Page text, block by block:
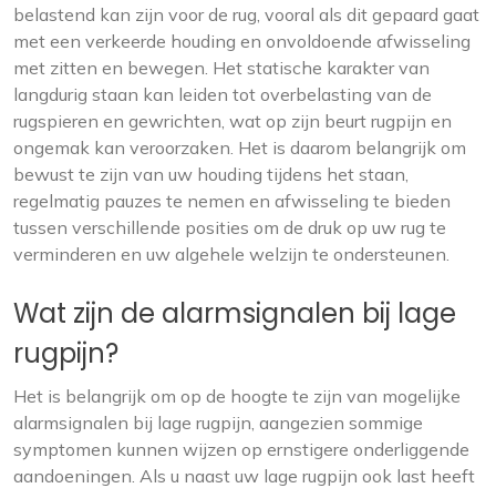
belastend kan zijn voor de rug, vooral als dit gepaard gaat
met een verkeerde houding en onvoldoende afwisseling
met zitten en bewegen. Het statische karakter van
langdurig staan kan leiden tot overbelasting van de
rugspieren en gewrichten, wat op zijn beurt rugpijn en
ongemak kan veroorzaken. Het is daarom belangrijk om
bewust te zijn van uw houding tijdens het staan,
regelmatig pauzes te nemen en afwisseling te bieden
tussen verschillende posities om de druk op uw rug te
verminderen en uw algehele welzijn te ondersteunen.
Wat zijn de alarmsignalen bij lage
rugpijn?
Het is belangrijk om op de hoogte te zijn van mogelijke
alarmsignalen bij lage rugpijn, aangezien sommige
symptomen kunnen wijzen op ernstigere onderliggende
aandoeningen. Als u naast uw lage rugpijn ook last heeft